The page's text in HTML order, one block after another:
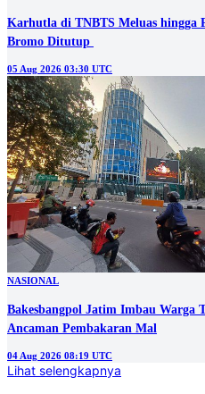
Karhutla di TNBTS Meluas hingga
05 Aug 2026 03:30 UTC
NASIONAL
Bakesbangpol Jatim Imbau Warga
Ancaman Pembakaran Mal
04 Aug 2026 08:19 UTC
Lihat selengkapnya